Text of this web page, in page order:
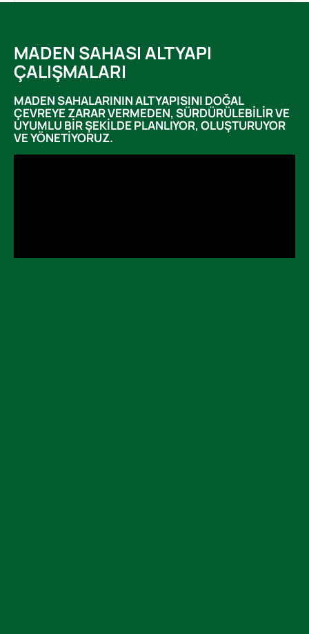
MADEN SAHASI ALTYAPI
ÇALIŞMALARI
MADEN SAHALARININ ALTYAPISINI DOĞAL
ÇEVREYE ZARAR VERMEDEN, SÜRDÜRÜLEBILIR VE
UYUMLU BIR ŞEKILDE PLANLIYOR, OLUŞTURUYOR
VE YÖNETIYORUZ.